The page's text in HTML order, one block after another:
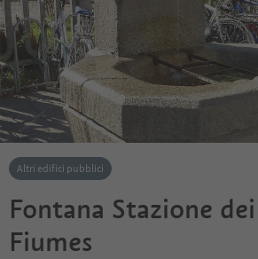
Altri edifici pubblici
Fontana Stazione
Fiumes